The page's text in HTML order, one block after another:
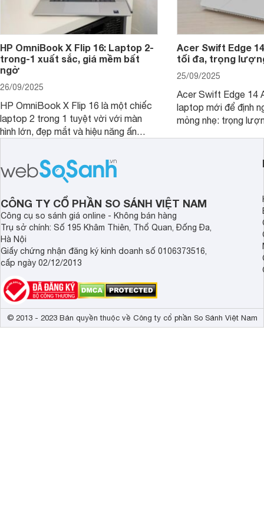
HP OmniBook X Flip 16: Laptop 2-
trong-1 xuất sắc, giá mềm bất
ngờ
26/09/2025
HP OmniBook X Flip 16 là một chiếc
laptop 2 trong 1 tuyệt vời với màn
hình lớn, đẹp mắt và hiệu năng ấn
mức giá vô cùng hấp dẫn, biến nó trở
thành một lựa chọn “đáng đồng tiền
bát gạo” trên thị trường.
Acer Swift Edge
tối đa, trọng
25/09/2025
Acer Swift Edge 14
laptop mới để định
mỏng nhẹ: trọng
năng AI hàng đầu,
CÔNG TY CỔ PHẦN SO SÁNH VIỆT NAM
Công cụ so sánh giá online - Không bán hàng
Trụ sở chính: Số 195 Khâm Thiên, Thổ Quan, Đống Đa,
Hà Nội
Giấy chứng nhận đăng ký kinh doanh số 0106373516,
cấp ngày 02/12/2013
© 2013 - 2023 Bản quyền thuộc về Công ty cổ phần So Sánh Việt Nam